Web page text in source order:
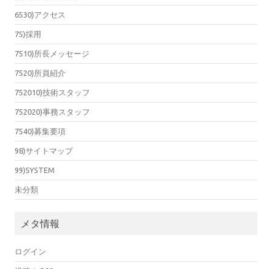
6530)アクセス
75)採用
7510)所長メッセージ
7520)所員紹介
752010)技術スタッフ
752020)事務スタッフ
7540)募集要項
98)サイトマップ
99)SYSTEM
未分類
メタ情報
ログイン